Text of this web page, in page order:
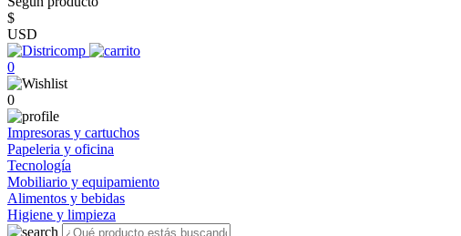
$
USD
0
0
Impresoras y cartuchos
Papeleria y oficina
Tecnología
Mobiliario y equipamiento
Alimentos y bebidas
Higiene y limpieza